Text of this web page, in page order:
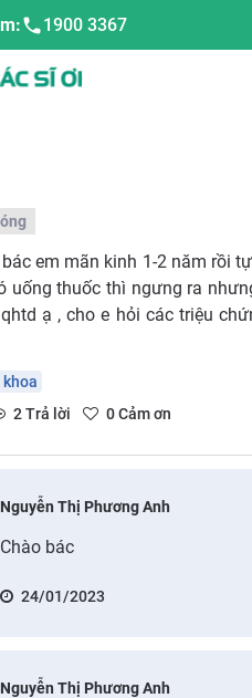
1900 3367
em mãn kinh 1-2 năm rồi
uống thuốc thì ngưng ra
ạ , cho e hỏi các triệu
khoa
2Trả lời 0Cảm ơn
Nguyễn Thị Phương Anh
Chào bác
24/01/2023
Nguyễn Thị Phương Anh